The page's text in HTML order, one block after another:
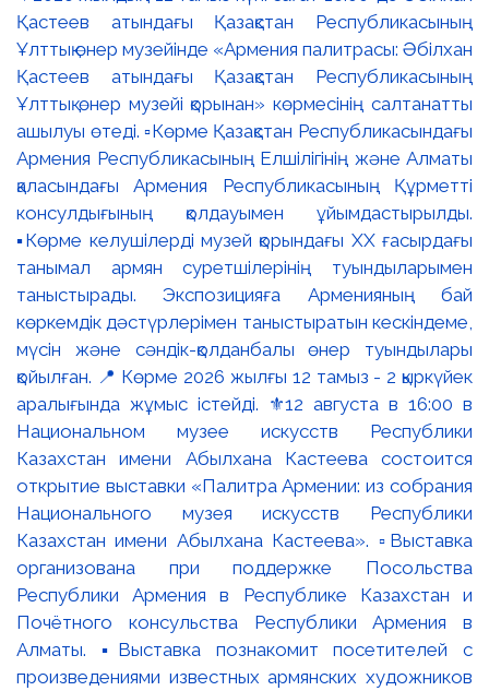
Қастеев атындағы Қазақстан Республикасының
Ұлттық өнер музейінде «Армения палитрасы: Әбілхан
Қастеев атындағы Қазақстан Республикасының
Ұлттық өнер музейі қорынан» көрмесінің салтанатты
ашылуы өтеді. ▫️Көрме Қазақстан Республикасындағы
Армения Республикасының Елшілігінің және Алматы
қаласындағы Армения Республикасының Құрметті
консулдығының қолдауымен ұйымдастырылды.
▪️Көрме келушілерді музей қорындағы ХХ ғасырдағы
танымал армян суретшілерінің туындыларымен
таныстырады. Экспозицияға Арменияның бай
көркемдік дәстүрлерімен таныстыратын кескіндеме,
мүсін және сәндік-қолданбалы өнер туындылары
қойылған. 📍 Көрме 2026 жылғы 12 тамыз - 2 қыркүйек
аралығында жұмыс істейді. ⚜️12 августа в 16:00 в
Национальном музее искусств Республики
Казахстан имени Абылхана Кастеева состоится
открытие выставки «Палитра Армении: из собрания
Национального музея искусств Республики
Казахстан имени Абылхана Кастеева». ▫️Выставка
организована при поддержке Посольства
Республики Армения в Республике Казахстан и
Почётного консульства Республики Армения в
Алматы. ▪️Выставка познакомит посетителей с
произведениями известных армянских художников